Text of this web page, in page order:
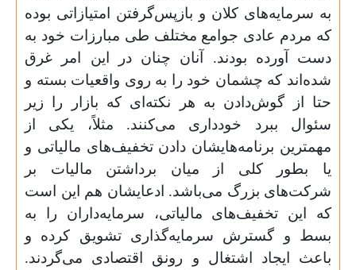
به سرمایه‌های کلان و بازپس‌گرفتن امتیازاتی بوده
که مردم عادی جوامع مختلف طی مبارزات خود به
دست آورده بودند. آنان چنان در این امر غرق
شده‌اند که چشمان خود را به روی واقعیات بسته و
حتا از گوش‌دادن به هر نکته‌ای که بازار را زیر
سئوال ببرد خودداری می‌کنند. مثلاً، یکی از
مهمترین برنامه‌هایشان دادن تخفیف‌های مالیاتی و
یا بطور کلی از میان برداشتن مالیات بر
شرکت‌های بزرگ می‌باشد. ادعایشان هم این است
که این تخفیف‌های مالیاتی، سرمایه‌داران را به
بسط و گسترش سرمایه‌گذاری تشویق کرده و
باعث ایجاد اشتغال و رونق اقتصادی می‌گردند.